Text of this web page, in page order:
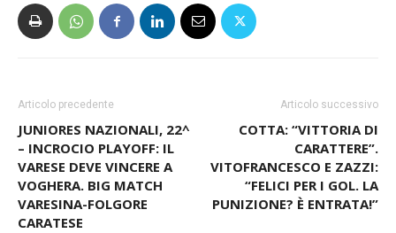
Articolo precedente
JUNIORES NAZIONALI, 22^
– INCROCIO PLAYOFF: IL
VARESE DEVE VINCERE A
VOGHERA. BIG MATCH
VARESINA-FOLGORE
CARATESE
Articolo successivo
COTTA: “VITTORIA DI
CARATTERE”.
VITOFRANCESCO E ZAZZI:
“FELICI PER I GOL. LA
PUNIZIONE? È ENTRATA!”